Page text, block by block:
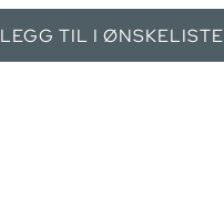
LEGG TIL I ØNSKELISTE